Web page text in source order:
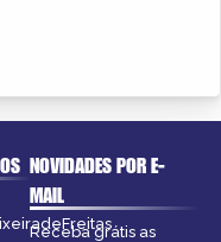
NOVIDADES POR E-
MAIL
Receba grátis as